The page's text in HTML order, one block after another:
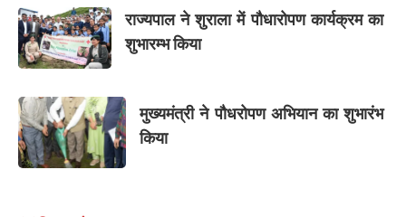
राज्यपाल ने शुराला में पौधारोपण कार्यक्रम का
शुभारम्भ किया
मुख्यमंत्री ने पौधरोपण अभियान का शुभारंभ
किया